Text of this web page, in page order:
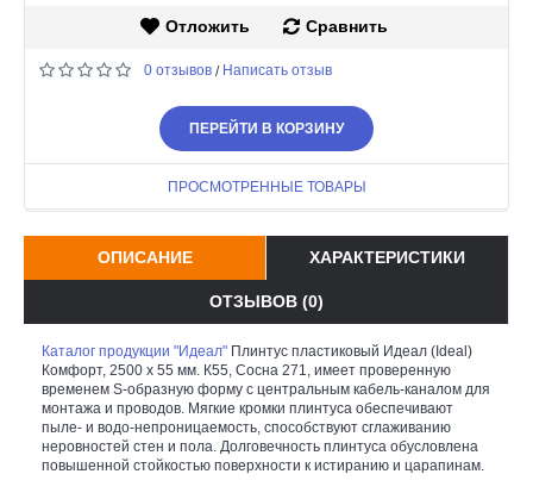
Отложить Сравнить
0 отзывов / Написать отзыв
ПЕРЕЙТИ В КОРЗИНУ
ПРОСМОТРЕННЫЕ ТОВАРЫ
ОПИСАНИЕ ХАРАКТЕРИСТИКИ
ОТЗЫВОВ (0)
Каталог продукции "Идеал" Плинтус пластиковый Идеал (Ideal)
Комфорт, 2500 х 55 мм. К55, Сосна 271, имеет проверенную
временем S-образную форму с центральным кабель-каналом для
монтажа и проводов. Мягкие кромки плинтуса обеспечивают
пыле- и водо-непроницаемость, способствуют сглаживанию
неровностей стен и пола. Долговечность плинтуса обусловлена
повышенной стойкостью поверхности к истиранию и царапинам.